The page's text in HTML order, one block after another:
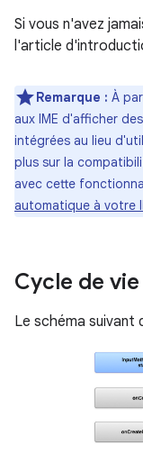
Si vous n'avez
l'article
Remarque : À
aux IME d'afficher
intégrées au lieu
plus sur la
avec cette
automatique à votre
Cycle de
Le schéma suivant